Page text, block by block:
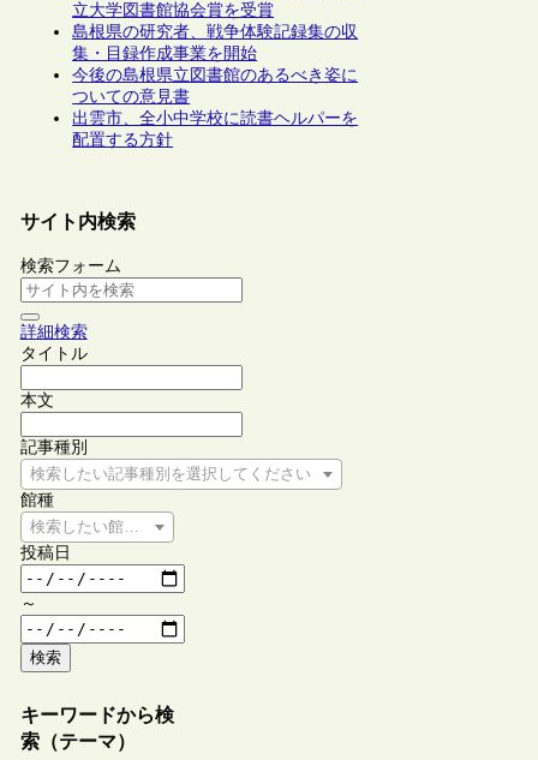
立大学図書館協会賞を受賞
島根県の研究者、戦争体験記録集の収
集・目録作成事業を開始
今後の島根県立図書館のあるべき姿に
ついての意見書
出雲市、全小中学校に読書ヘルパーを
配置する方針
サイト内検索
検索フォーム
詳細検索
タイトル
本文
記事種別
検索したい記事種別を選択してください
館種
検索したい館種を選択してください
投稿日
～
検索
キーワードから検
索（テーマ）